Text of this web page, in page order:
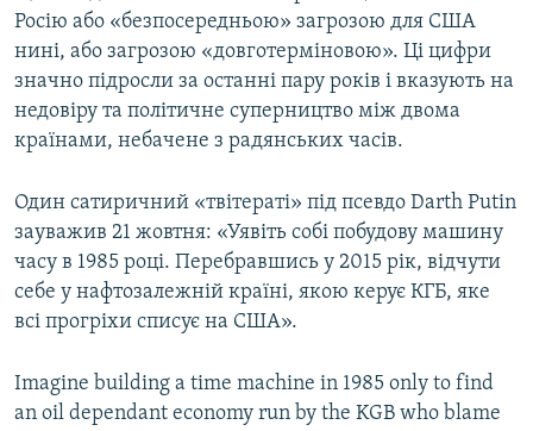
Росію або «безпосередньою» загрозою для США
нині, або загрозою «довготерміновою». Ці цифри
значно підросли за останні пару років і вказують на
недовіру та політичне суперництво між двома
країнами, небачене з радянських часів.
Один сатиричний «твітераті» під псевдо Darth Putin
зауважив 21 жовтня: «Уявіть собі побудову машину
часу в 1985 році. Перебравшись у 2015 рік, відчути
себе у нафтозалежній країні, якою керує КГБ, яке
всі прогріхи списує на США».
Imagine building a time machine in 1985 only to find
an oil dependant economy run by the KGB who blame